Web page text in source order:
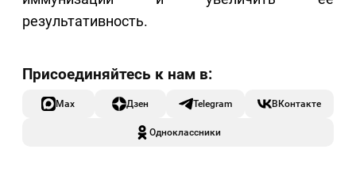
результативность.
Max Дзен Telegram ВКонтакте
Одноклассники